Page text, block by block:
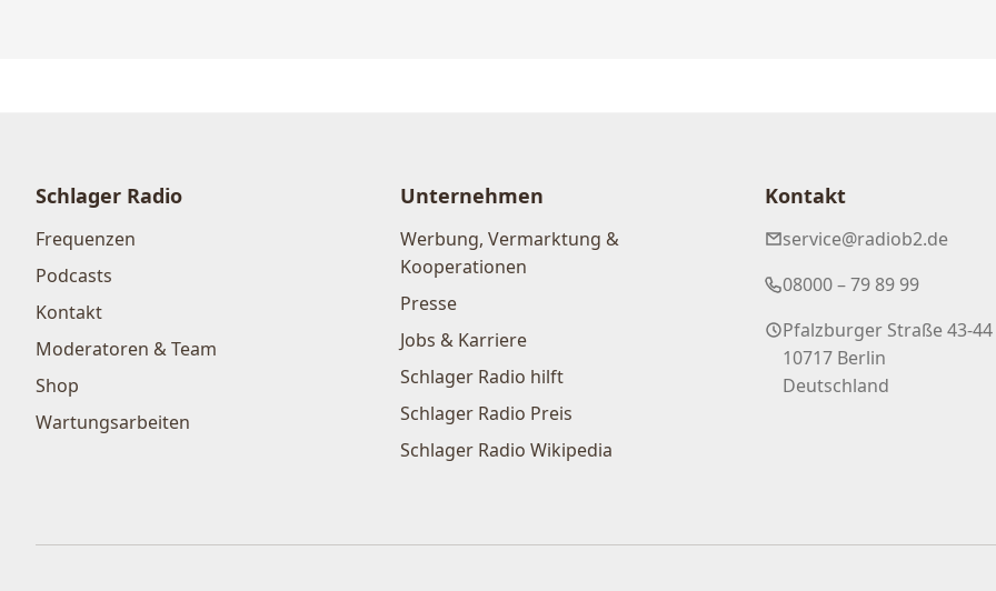
Schlager Radio
Frequenzen
Podcasts
Kontakt
Moderatoren & Team
Shop
Wartungsarbeiten
Unternehmen
Werbung, Vermarktung &
Kooperationen
Presse
Jobs & Karriere
Schlager Radio hilft
Schlager Radio Preis
Schlager Radio Wikipedia
Kontakt
service@radiob2.de
08000 – 79 89 99
Pfalzburger Straße 43-44
10717 Berlin
Deutschland